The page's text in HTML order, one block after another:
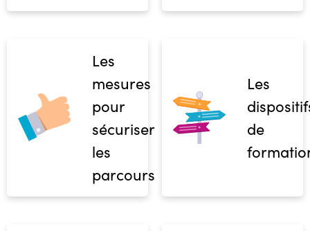
Les
mesures
pour
sécuriser
les
parcours
Les
de